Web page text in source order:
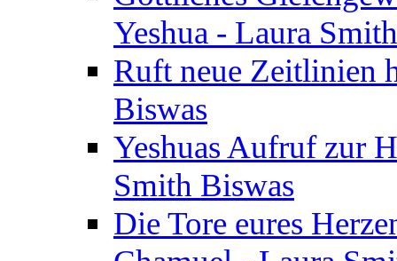
Yeshua - Laura
Ruft neue Zeitlinien
Biswas
Yeshuas Aufruf zur
Smith Biswas
Die Tore eures